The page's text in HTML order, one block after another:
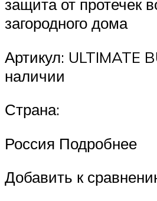
защита от протечек
загородного дома
Артикул: ULTIMATE
наличии
Страна:
Россия Подробнее
Добавить к